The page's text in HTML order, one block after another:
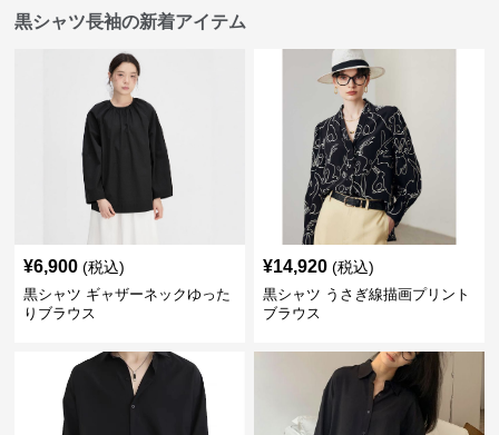
黒シャツ長袖の新着アイテム
¥6,900 (税込)
黒シャツ ギャザーネックゆった
りブラウス
¥14,920 (税込)
黒シャツ うさぎ線描画プリント
ブラウス